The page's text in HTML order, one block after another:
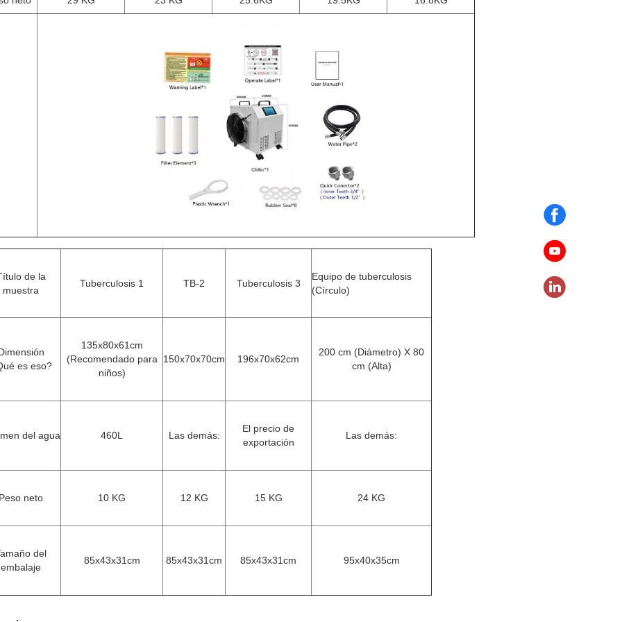
de la
muestra
Tuberculosis 1 TB-2 Tuberculosis 3
Equipo de tuberculosis
(Círculo)
es eso?
135x80x61cm
(Recomendado para
niños)
150x70x70cm 196x70x62cm
200 cm (Diámetro) X 80
cm (Alta)
del agua 460L Las demás:
El precio de
exportación
Las demás:
neto 10 KG 12 KG 15 KG 24 KG
del
embalaje
85x43x31cm 85x43x31cm 85x43x31cm 95x40x35cm